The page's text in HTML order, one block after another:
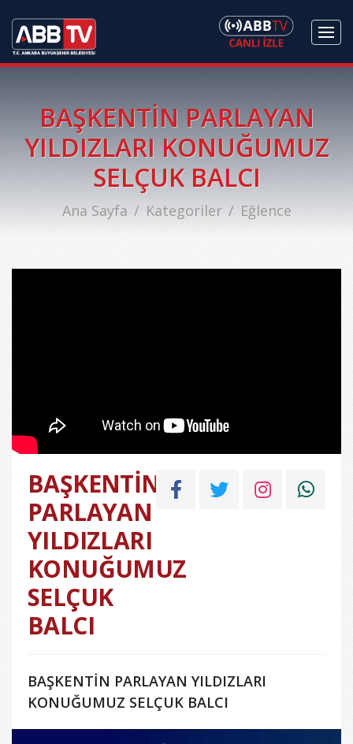
BAŞKENTİN PARLAYAN
YILDIZLARI KONUĞUMUZ
SELÇUK BALCI
Ana Sayfa Kategoriler Eğlence
BAŞKENTİN
PARLAYAN
YILDIZLARI
KONUĞUMUZ
SELÇUK
BALCI
BAŞKENTİN PARLAYAN YILDIZLARI
KONUĞUMUZ SELÇUK BALCI